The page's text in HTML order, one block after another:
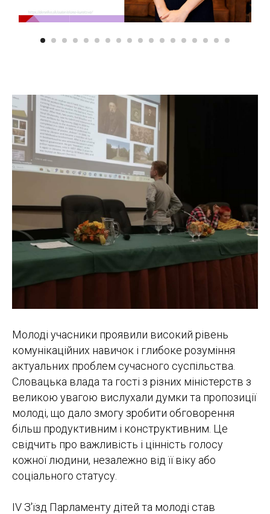
Молоді учасники проявили високий рівень
комунікаційних навичок і глибоке розуміння
актуальних проблем сучасного суспільства.
Словацька влада та гості з різних міністерств з
великою увагою вислухали думки та пропозиції
молоді, що дало змогу зробити обговорення
більш продуктивним і конструктивним. Це
свідчить про важливість і цінність голосу
кожної людини, незалежно від її віку або
соціального статусу.
IV З'їзд Парламенту дітей та молоді став